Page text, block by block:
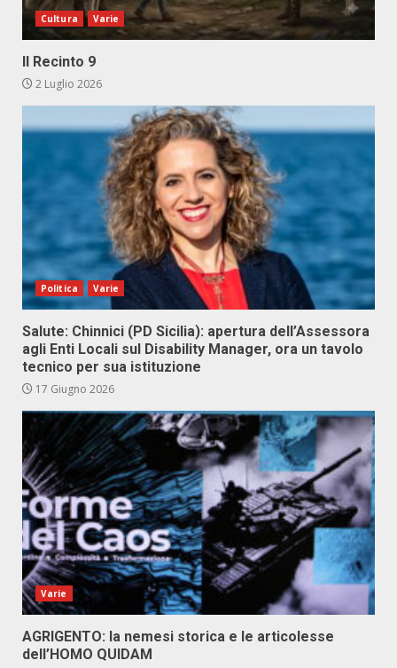
Cultura Varie
Il Recinto 9
2 Luglio 2026
Politica Varie
Salute: Chinnici (PD Sicilia): apertura dell’Assessora
agli Enti Locali sul Disability Manager, ora un tavolo
tecnico per sua istituzione
17 Giugno 2026
Varie
AGRIGENTO: la nemesi storica e le articolesse
dell’HOMO QUIDAM